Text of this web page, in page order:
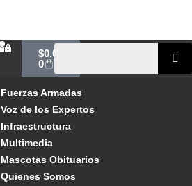
$0.00
0
Fuerzas Armadas
Voz de los Expertos
Infraestructura
Multimedia
Mascotas Obituarios
Quienes Somos